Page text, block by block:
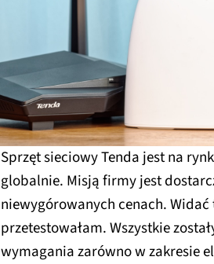
Sprzęt sieciowy Tenda jest na
globalnie. Misją firmy jest
niewygórowanych cenach.
przetestowałam. Wszystkie
wymagania zarówno w zakresie